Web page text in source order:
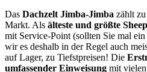
Das Dachzelt Jimba-Jimba zählt
Markt. Als älteste und größte
mit Service-Point (sollten Sie mal
wir es deshalb in der Regel auch
auf Lager, zu Tiefstpreisen! Die
umfassender Einweisung mit